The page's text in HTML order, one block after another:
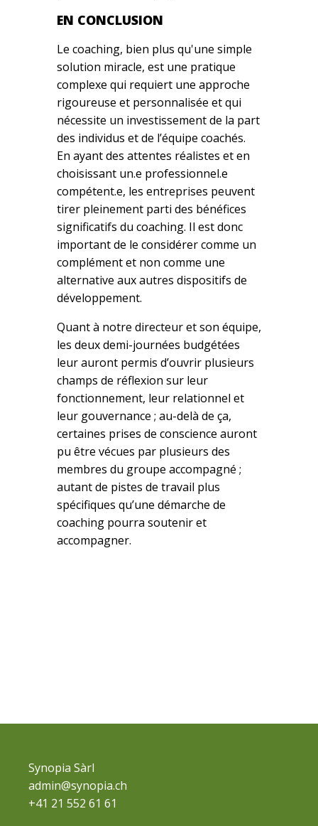
EN CONCLUSION
Le coaching, bien plus qu'une simple
solution miracle, est une pratique
complexe qui requiert une approche
rigoureuse et personnalisée et qui
nécessite un investissement de la part
des individus et de l’équipe coachés.
En ayant des attentes réalistes et en
choisissant un.e professionnel.e
compétent.e, les entreprises peuvent
tirer pleinement parti des bénéfices
significatifs du coaching. Il est donc
important de le considérer comme un
complément et non comme une
alternative aux autres dispositifs de
développement.
Quant à notre directeur et son équipe,
les deux demi-journées budgétées
leur auront permis d’ouvrir plusieurs
champs de réflexion sur leur
fonctionnement, leur relationnel et
leur gouvernance ; au-delà de ça,
certaines prises de conscience auront
pu être vécues par plusieurs des
membres du groupe accompagné ;
autant de pistes de travail plus
spécifiques qu’une démarche de
coaching pourra soutenir et
accompagner.
Synopia Sàrl
admin@synopia.ch
+41 21 552 61 61